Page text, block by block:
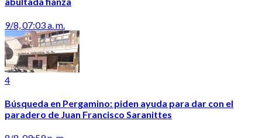
9/8, 07:03 a. m.
4
Búsqueda en Pergamino: piden ayuda para dar con el
paradero de Juan Francisco Saranittes